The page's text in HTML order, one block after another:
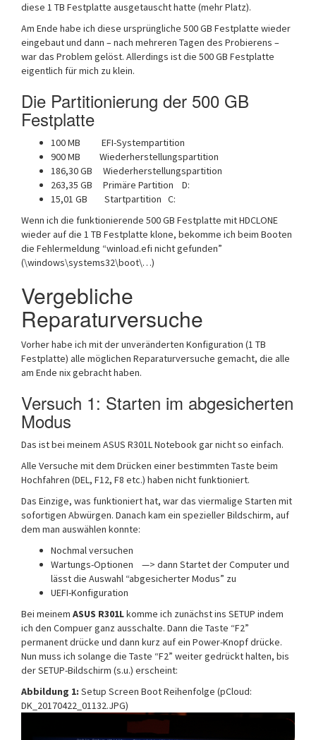
diese 1 TB Festplatte ausgetauscht hatte (mehr Platz).
Am Ende habe ich diese ursprüngliche 500 GB Festplatte wieder
eingebaut und dann – nach mehreren Tagen des Probierens –
war das Problem gelöst. Allerdings ist die 500 GB Festplatte
eigentlich für mich zu klein.
Die Partitionierung der 500 GB
Festplatte
100 MB EFI-Systempartition
900 MB Wiederherstellungspartition
186,30 GB Wiederherstellungspartition
263,35 GB Primäre Partition D:
15,01 GB Startpartition C:
Wenn ich die funktionierende 500 GB Festplatte mit HDCLONE
wieder auf die 1 TB Festplatte klone, bekomme ich beim Booten
die Fehlermeldung “winload.efi nicht gefunden”
(\windows\systems32\boot\…)
Vergebliche
Reparaturversuche
Vorher habe ich mit der unveränderten Konfiguration (1 TB
Festplatte) alle möglichen Reparaturversuche gemacht, die alle
am Ende nix gebracht haben.
Versuch 1: Starten im abgesicherten
Modus
Das ist bei meinem ASUS R301L Notebook gar nicht so einfach.
Alle Versuche mit dem Drücken einer bestimmten Taste beim
Hochfahren (DEL, F12, F8 etc.) haben nicht funktioniert.
Das Einzige, was funktioniert hat, war das viermalige Starten mit
sofortigen Abwürgen. Danach kam ein spezieller Bildschirm, auf
dem man auswählen konnte:
Nochmal versuchen
Wartungs-Optionen —> dann Startet der Computer und
lässt die Auswahl “abgesicherter Modus” zu
UEFI-Konfiguration
Bei meinem ASUS R301Lkomme ich zunächst ins SETUP indem
ich den Compuer ganz ausschalte. Dann die Taste “F2”
permanent drücke und dann kurz auf ein Power-Knopf drücke.
Nun muss ich solange die Taste “F2” weiter gedrückt halten, bis
der SETUP-Bildschirm (s.u.) erscheint:
Abbildung 1: Setup Screen Boot Reihenfolge (pCloud:
DK_20170422_01132.JPG)